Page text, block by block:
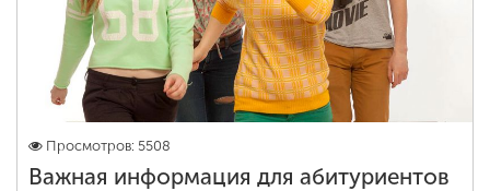
Просмотров: 5508
Важная информация для абитуриентов